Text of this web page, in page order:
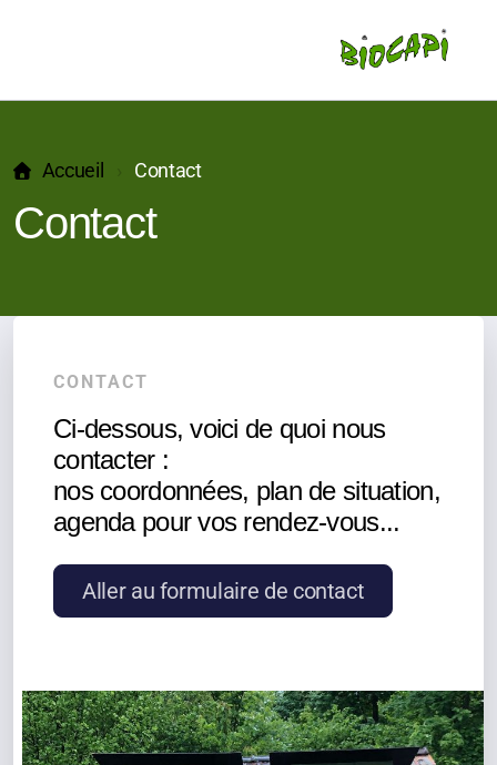
Accueil Contact
Contact
CONTACT
Ci-dessous, voici de quoi nous
contacter :
nos coordonnées, plan de situation,
agenda pour vos rendez-vous...
Aller au formulaire de contact
Equibasic